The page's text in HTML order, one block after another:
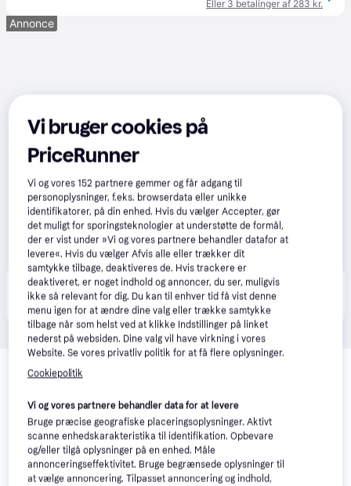
Eller 3 betalinger af 283 kr.
Annonce
Produktet fås også hos 1 butik, som ikke er betalende
kunde i denne kategori.
Relaterede produkter
interesser. Vis alle
-230 kr.
Vi bruger cookies på
PriceRunner
Vi og vores152 partnere gemmer og får adgang til
personoplysninger, f.eks. browserdata eller unikke
identifikatorer, på din enhed. Hvis du vælger Accepter, gør
det muligt for sporingsteknologier at understøtte de formål,
der er vist under »Vi og vores partnere behandler datafor at
levere«. Hvis du vælger Afvis alle eller trækker dit
samtykke tilbage, deaktiveres de. Hvis trackere er
deaktiveret, er noget indhold og annoncer, du ser, muligvis
ikke så relevant for dig. Du kan til enhver tid få vist denne
menu igen for at ændre dine valg eller trække samtykke
tilbage når som helst ved at klikke Indstillinger på linket
nederst på websiden. Dine valg vil have virkning i vores
Website. Se vores privatliv politik for at få flere oplysninger.
Cookiepolitik
Vi og vores partnere behandler data for at levere
Bruge præcise geografiske placeringsoplysninger. Aktivt
scanne enhedskarakteristika til identifikation. Opbevare
og/eller tilgå oplysninger på en enhed. Måle
annonceringseffektivitet. Bruge begrænsede oplysninger til
at vælge annoncering. Tilpasset annoncering og indhold,